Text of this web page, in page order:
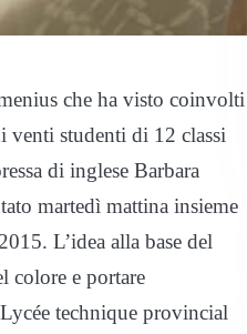
che ha visto coinvolti
venti studenti di 12 classi
di inglese Barbara
martedì mattina insieme
L’idea alla base del
colore e portare
technique provincial